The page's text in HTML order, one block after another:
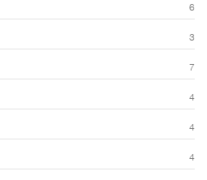
6
3
7
4
4
4